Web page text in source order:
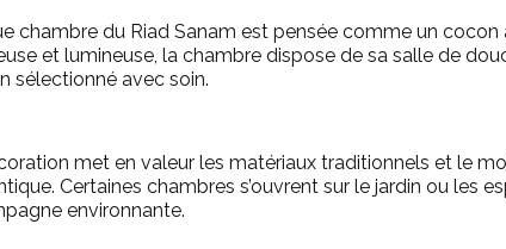
chambre du Riad Sanam est pensée comme un
et lumineuse, la chambre dispose de sa salle de
sélectionné avec soin.
met en valeur les matériaux traditionnels et le
Certaines chambres s’ouvrent sur le jardin ou les
environnante.